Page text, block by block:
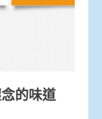
的味道